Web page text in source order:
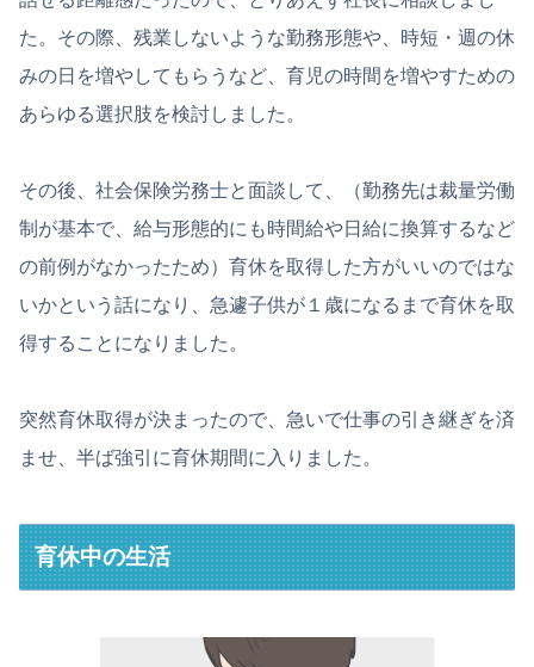
た。その際、残業しないような勤務形態や、時短・週の休
みの日を増やしてもらうなど、育児の時間を増やすための
あらゆる選択肢を検討しました。
その後、社会保険労務士と面談して、（勤務先は裁量労働
制が基本で、給与形態的にも時間給や日給に換算するなど
の前例がなかったため）育休を取得した方がいいのではな
いかという話になり、急遽子供が１歳になるまで育休を取
得することになりました。
突然育休取得が決まったので、急いで仕事の引き継ぎを済
ませ、半ば強引に育休期間に入りました。
育休中の生活